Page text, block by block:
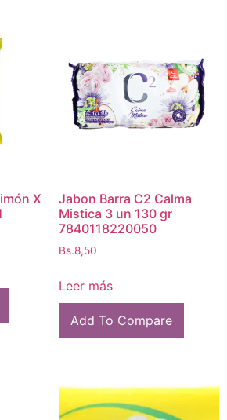
X
Jabon Barra C2 Calma
Mistica 3 un 130 gr
7840118220050
Bs.8,50
Leer más
Add To Compare